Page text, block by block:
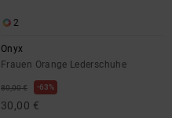
2
Onyx
Frauen Orange Lederschuhe
80,00 € 63%
30,00 €